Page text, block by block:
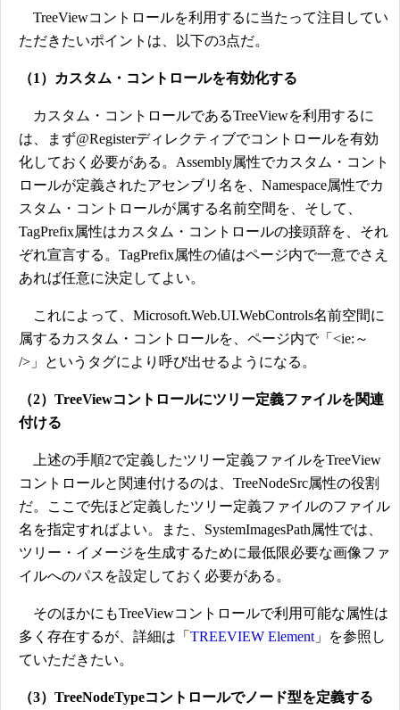
TreeViewコントロールを利用するに当たって注目してい
ただきたいポイントは、以下の3点だ。
（1）カスタム・コントロールを有効化する
カスタム・コントロールであるTreeViewを利用するに
は、まず@Registerディレクティブでコントロールを有効
化しておく必要がある。Assembly属性でカスタム・コント
ロールが定義されたアセンブリ名を、Namespace属性でカ
スタム・コントロールが属する名前空間を、そして、
TagPrefix属性はカスタム・コントロールの接頭辞を、それ
ぞれ宣言する。TagPrefix属性の値はページ内で一意でさえ
あれば任意に決定してよい。
これによって、Microsoft.Web.UI.WebControls名前空間に
属するカスタム・コントロールを、ページ内で「<ie:～
/>」というタグにより呼び出せるようになる。
（2）TreeViewコントロールにツリー定義ファイルを関連
付ける
上述の手順2で定義したツリー定義ファイルをTreeView
コントロールと関連付けるのは、TreeNodeSrc属性の役割
だ。ここで先ほど定義したツリー定義ファイルのファイル
名を指定すればよい。また、SystemImagesPath属性では、
ツリー・イメージを生成するために最低限必要な画像ファ
イルへのパスを設定しておく必要がある。
そのほかにもTreeViewコントロールで利用可能な属性は
多く存在するが、詳細は「 TREEVIEW Element 」を参照し
ていただきたい。
（3）TreeNodeTypeコントロールでノード型を定義する